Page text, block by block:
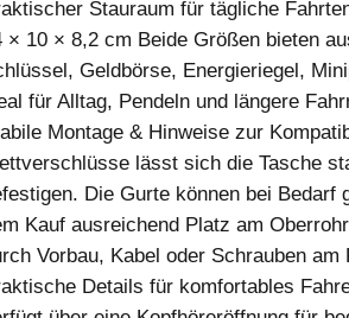
Stauraum für tägliche
× 10 × 8,2 cm Beide Größen bieten
Geldbörse, Energieriegel,
für Alltag, Pendeln und längere
Montage & Hinweise zur
lässt sich die Tasche
Die Gurte können bei
Kauf ausreichend Platz am
Vorbau, Kabel oder Schrauben am
Details für komfortables